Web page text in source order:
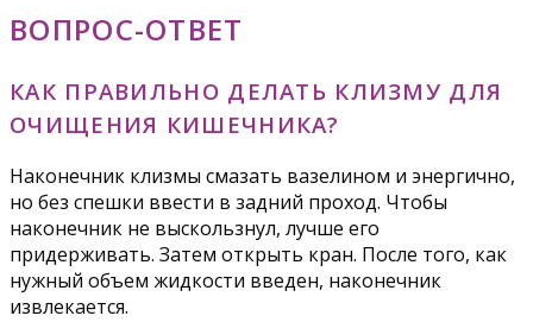
ВОПРОС-ОТВЕТ
КАК ПРАВИЛЬНО ДЕЛАТЬ КЛИЗМУ ДЛЯ
ОЧИЩЕНИЯ КИШЕЧНИКА?
Наконечник клизмы смазать вазелином и энергично,
но без спешки ввести в задний проход. Чтобы
наконечник не выскользнул, лучше его
придерживать. Затем открыть кран. После того, как
нужный объем жидкости введен, наконечник
извлекается.